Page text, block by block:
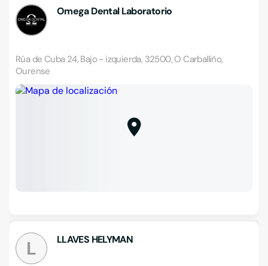
Omega Dental Laboratorio
Rúa de Cuba 24, Bajo - izquierda, 32500, O Carballiño,
Ourense
L LLAVES HELYMAN